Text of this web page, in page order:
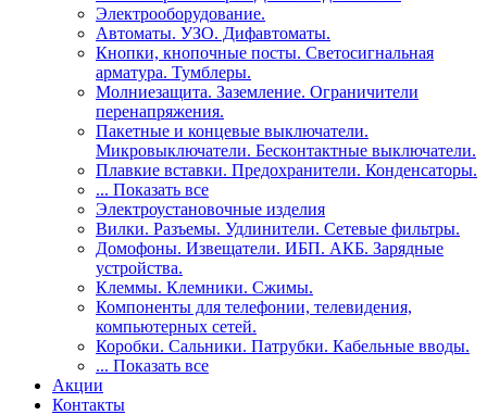
Электрооборудование.
Автоматы. УЗО. Дифавтоматы.
Кнопки, кнопочные посты. Светосигнальная
арматура. Тумблеры.
Молниезащита. Заземление. Ограничители
перенапряжения.
Пакетные и концевые выключатели.
Микровыключатели. Бесконтактные выключатели.
Плавкие вставки. Предохранители. Конденсаторы.
... Показать все
Электроустановочные изделия
Вилки. Разъемы. Удлинители. Сетевые фильтры.
Домофоны. Извещатели. ИБП. АКБ. Зарядные
устройства.
Клеммы. Клемники. Сжимы.
Компоненты для телефонии, телевидения,
компьютерных сетей.
Коробки. Сальники. Патрубки. Кабельные вводы.
... Показать все
Акции
Контакты